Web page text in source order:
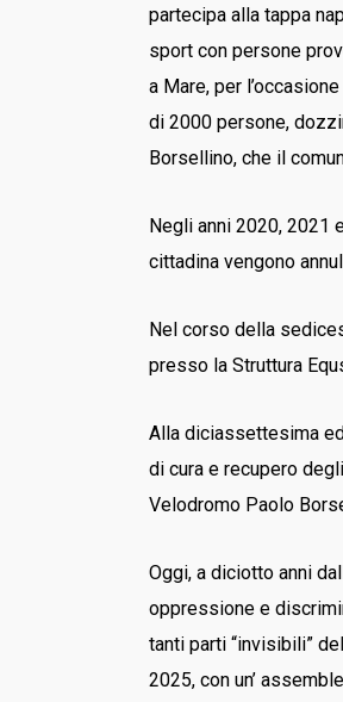
partecipa alla tappa
sport con persone
a Mare, per
di 2000 persone,
Borsellino, che il
Negli anni 2020, 2021
cittadina vengono
Nel corso della
presso la Struttura
Alla diciassettesima
di cura e recupero
Velodromo Paolo
Oggi, a diciotto anni
oppressione e
tanti parti “invisibili”
2025, con un’